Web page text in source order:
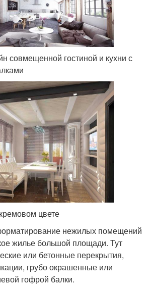
совмещенной гостиной и кухни с
цвете
нежилых помещений
жилье большой площади. Тут
или бетонные перекрытия,
грубо окрашенные или
гофрой балки.